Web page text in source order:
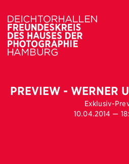
PREVIEW - WERNER
Exklusiv-
10.04.2014 —